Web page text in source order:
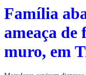
Família
ameaça de
muro, em